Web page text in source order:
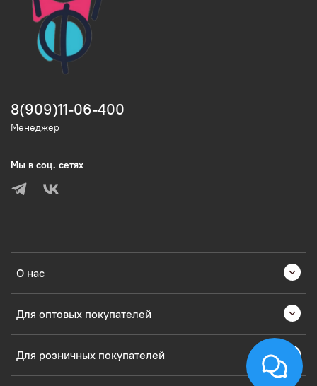
О нас
Для оптовых покупателей
Для розничных покупателей
8(909)11-06-400
Менеджер
Мы в соц. сетях